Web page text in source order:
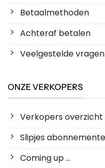
Betaalmethoden
Achteraf betalen
Veelgestelde vragen
ONZE VERKOPERS
Verkopers overzicht
Slipjes
Coming up ...